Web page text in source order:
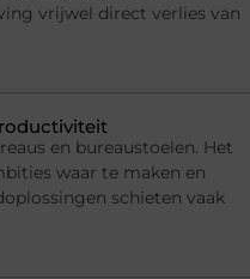
vrijwel direct verlies van
en bureaustoelen. Het
waar te maken en
schieten vaak